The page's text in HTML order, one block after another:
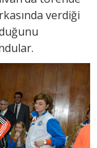
verdiği